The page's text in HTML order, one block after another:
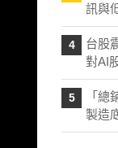
訊與
4
台股
對AI
5
「
製造